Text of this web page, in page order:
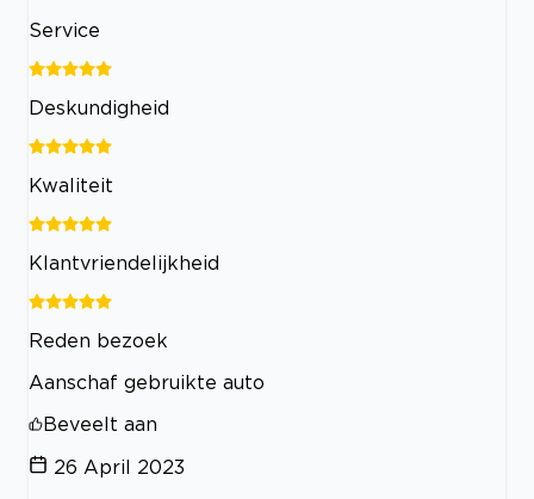
Service
Deskundigheid
Kwaliteit
Klantvriendelijkheid
Reden bezoek
Aanschaf gebruikte auto
Beveelt aan
26 April 2023